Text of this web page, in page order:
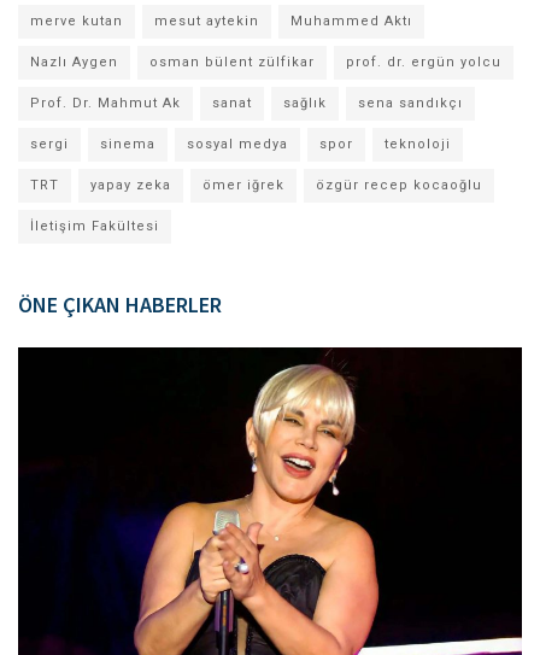
merve kutan mesut aytekin Muhammed Aktı
Nazlı Aygen osman bülent zülfikar prof. dr. ergün yolcu
Prof. Dr. Mahmut Ak sanat sağlık sena sandıkçı
sergi sinema sosyal medya spor teknoloji
TRT yapay zeka ömer iğrek özgür recep kocaoğlu
İletişim Fakültesi
ÖNE ÇIKAN HABERLER